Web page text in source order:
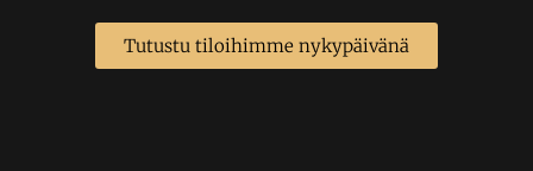
Tutustu tiloihimme nykypäivänä